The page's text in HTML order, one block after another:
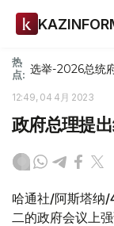
热
点: 选举-2026总统
12:49, 04 4月 2023
政府总理提
哈通社/阿斯塔纳/
二的政府会议上